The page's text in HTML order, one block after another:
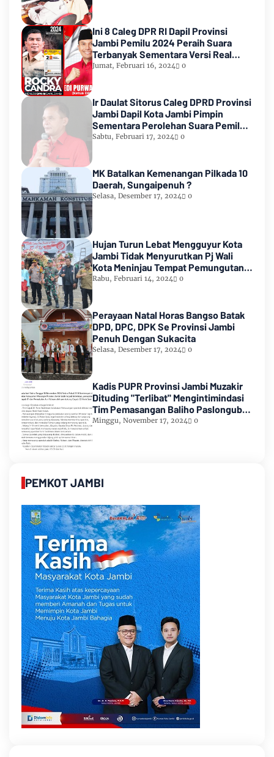
Ini 8 Caleg DPR RI Dapil Provinsi
Jambi Pemilu 2024 Peraih Suara
Terbanyak Sementara Versi Real
Count KPU RI
Jumat, Februari 16, 2024 0
Ir Daulat Sitorus Caleg DPRD Provinsi
Jambi Dapil Kota Jambi Pimpin
Sementara Perolehan Suara Pemilu
2024
Sabtu, Februari 17, 2024 0
MK Batalkan Kemenangan Pilkada 10
Daerah, Sungaipenuh ?
Selasa, Desember 17, 2024 0
Hujan Turun Lebat Mengguyur Kota
Jambi Tidak Menyurutkan Pj Wali
Kota Meninjau Tempat Pemungutan
Suara Pemilu 2024
Rabu, Februari 14, 2024 0
Perayaan Natal Horas Bangso Batak
DPD, DPC, DPK Se Provinsi Jambi
Penuh Dengan Sukacita
Selasa, Desember 17, 2024 0
Kadis PUPR Provinsi Jambi Muzakir
Dituding "Terlibat" Mengintimindasi
Tim Pemasangan Baliho Paslongub
Romi-Sudirman
Minggu, November 17, 2024 0
PEMKOT JAMBI